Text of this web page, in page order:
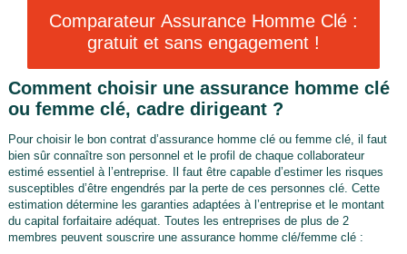
Comparateur Assurance Homme Clé :
gratuit et sans engagement !
Comment choisir une assurance homme clé
ou femme clé, cadre dirigeant ?
Pour choisir le bon contrat d’assurance homme clé ou femme clé, il faut
bien sûr connaître son personnel et le profil de chaque collaborateur
estimé essentiel à l’entreprise. Il faut être capable d’estimer les risques
susceptibles d’être engendrés par la perte de ces personnes clé. Cette
estimation détermine les garanties adaptées à l’entreprise et le montant
du capital forfaitaire adéquat. Toutes les entreprises de plus de 2
membres peuvent souscrire une assurance homme clé/femme clé :